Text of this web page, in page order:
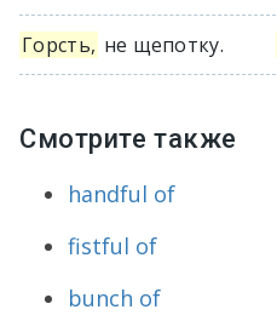
Горсть, не щепотку.
Смотрите также
handful of
fistful of
bunch of